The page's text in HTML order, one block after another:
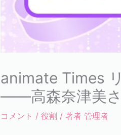
animate Times
——高森奈津美
コメント / 役割 / 著者 管理者